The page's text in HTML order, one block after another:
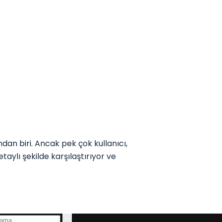
biri. Ancak pek çok kullanıcı,
şekilde karşılaştırıyor ve